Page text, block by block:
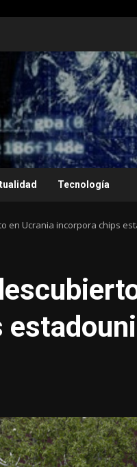
Tecnología
en Ucrania incorpora chips